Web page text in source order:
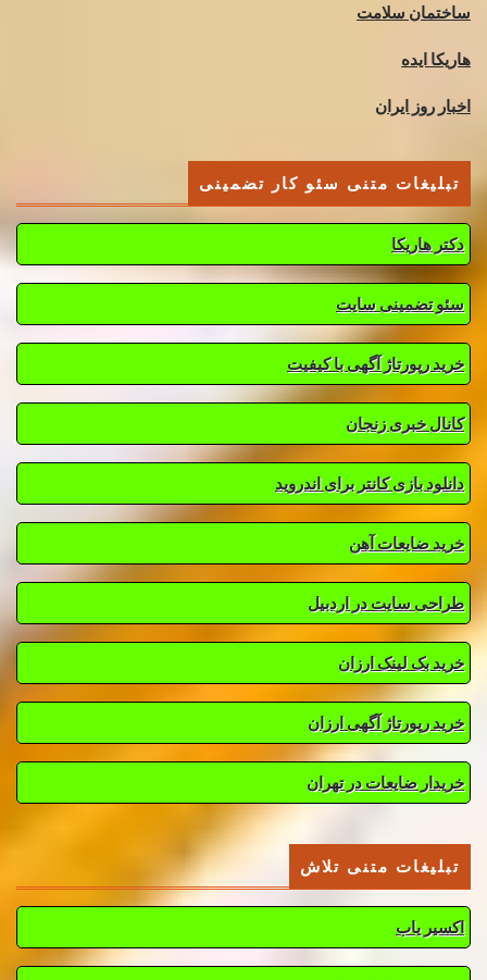
ساختمان سلامت
هاریکا ایده
اخبار روز ایران
تبلیغات متنی سئو کار تضمینی
دکتر هاریکا
سئو تضمینی سایت
خرید رپورتاژ آگهی با کیفیت
کانال خبری زنجان
دانلود بازی کانتر برای اندروید
خرید ضایعات آهن
طراحی سایت در اردبیل
خرید بک لینک ارزان
خرید رپورتاژ آگهی ارزان
خریدار ضایعات در تهران
تبلیغات متنی تلاش
اکسیر یاب